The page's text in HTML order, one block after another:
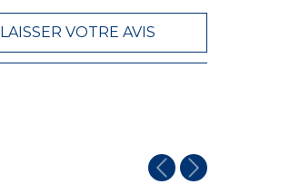
LAISSER VOTRE AVIS